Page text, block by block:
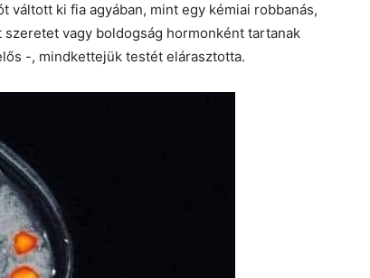
váltott ki fia agyában, mint egy kémiai robbanás,
vagy boldogság hormonként tartanak
-, mindkettejük testét elárasztotta.